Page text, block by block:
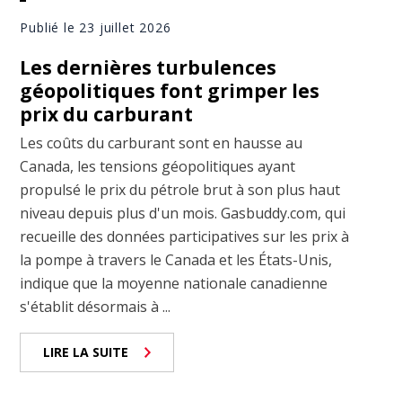
Publié le 23 juillet 2026
Les dernières turbulences
géopolitiques font grimper les
prix du carburant
Les coûts du carburant sont en hausse au
Canada, les tensions géopolitiques ayant
propulsé le prix du pétrole brut à son plus haut
niveau depuis plus d'un mois. Gasbuddy.com, qui
recueille des données participatives sur les prix à
la pompe à travers le Canada et les États-Unis,
indique que la moyenne nationale canadienne
s'établit désormais à ...
LIRE LA SUITE